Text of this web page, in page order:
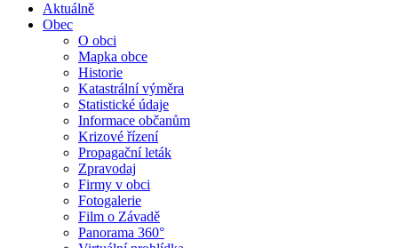
Aktuálně
Obec
O obci
Mapka obce
Historie
Katastrální výměra
Statistické údaje
Informace občanům
Krizové řízení
Propagační leták
Zpravodaj
Firmy v obci
Fotogalerie
Film o Závadě
Panorama 360°